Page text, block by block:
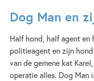
Dog Man en
Half hond, half agent en
politieagent en zijn
van de gemene kat
operatie alles. Dog Man